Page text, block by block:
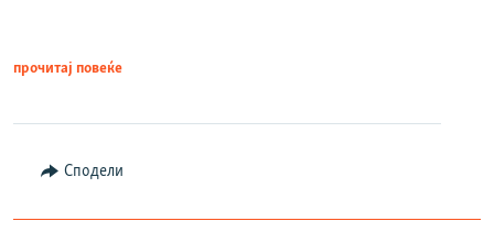
прочитај повеќе
Сподели